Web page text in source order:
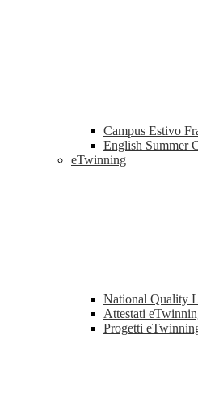
Campus Estivo
English Summer
eTwinning
National Quality
Attestati
Progetti